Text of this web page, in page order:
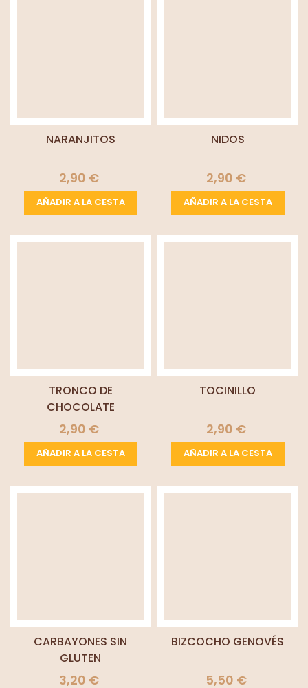
NARANJITOS
2,90 €
AÑADIR A LA CESTA
NIDOS
2,90 €
AÑADIR A LA CESTA
TRONCO DE
CHOCOLATE
2,90 €
AÑADIR A LA CESTA
TOCINILLO
2,90 €
AÑADIR A LA CESTA
CARBAYONES SIN
GLUTEN
3,20 €
BIZCOCHO GENOVÉS
5,50 €